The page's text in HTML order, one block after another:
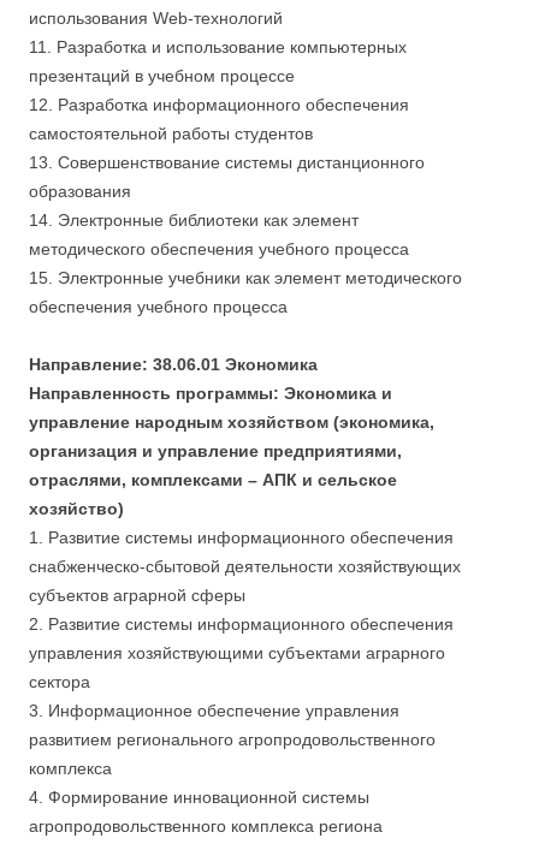
использования Web-технологий
11. Разработка и использование компьютерных
презентаций в учебном процессе
12. Разработка информационного обеспечения
самостоятельной работы студентов
13. Совершенствование системы дистанционного
образования
14. Электронные библиотеки как элемент
методического обеспечения учебного процесса
15. Электронные учебники как элемент методического
обеспечения учебного процесса
Направление: 38.06.01 Экономика
Направленность программы: Экономика и
управление народным хозяйством (экономика,
организация и управление предприятиями,
отраслями, комплексами – АПК и сельское
хозяйство)
1. Развитие системы информационного обеспечения
снабженческо-сбытовой деятельности хозяйствующих
субъектов аграрной сферы
2. Развитие системы информационного обеспечения
управления хозяйствующими субъектами аграрного
сектора
3. Информационное обеспечение управления
развитием регионального агропродовольственного
комплекса
4. Формирование инновационной системы
агропродовольственного комплекса региона